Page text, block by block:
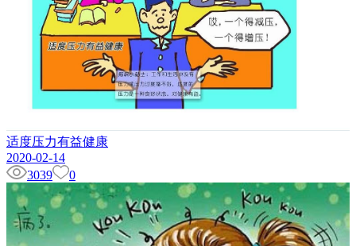
适度压力有益健康
2020-02-14
3039
0